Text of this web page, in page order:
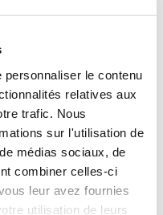
le contenu
relatives aux
trafic. Nous
sur l'utilisation de
médias sociaux, de
combiner celles-ci
leur avez fournies
utilisation de leurs
qui émanent du
strates
une validation, ce
motivation.